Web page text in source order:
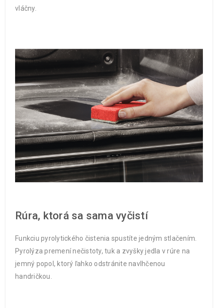
vláčny.
Rúra, ktorá sa sama vyčistí
Funkciu pyrolytického čistenia spustíte jedným stlačením.
Pyrolýza premení nečistoty, tuk a zvyšky jedla v rúre na
jemný popol, ktorý ľahko odstránite navlhčenou
handričkou.